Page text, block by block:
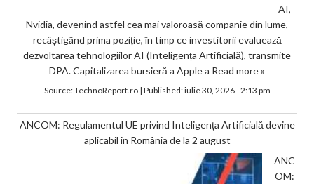
AI,
Nvidia, devenind astfel cea mai valoroasă companie din lume,
recâștigând prima poziție, în timp ce investitorii evaluează
dezvoltarea tehnologiilor AI (Inteligența Artificială), transmite
DPA. Capitalizarea bursieră a Apple a Read more »
Source:TechnoReport.ro| Published:iulie 30, 2026 - 2:13 pm
ANCOM: Regulamentul UE privind Inteligența Artificială devine
aplicabil în România de la 2 august
ANC
OM: